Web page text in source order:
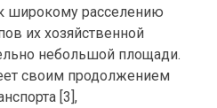
широкому расселению
их хозяйственной
небольшой площади.
своим продолжением
[3],